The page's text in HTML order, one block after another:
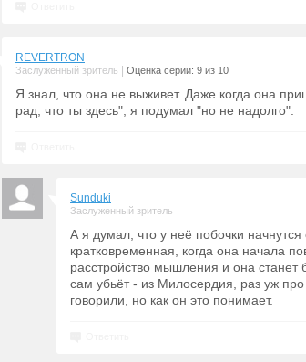
REVERTRON
Заслуженный зритель Оценка серии: 9 из 10
Я знал, что она не выживет. Даже когда она
рад, что ты здесь", я подумал "но не надолго".
Sunduki
Заслуженный зритель
А я думал, что у неё побочки
кратковременная, когда она начала
расстройство мышления и она станет
сам убьёт - из Милосердия, раз уж
говорили, но как он это понимает.